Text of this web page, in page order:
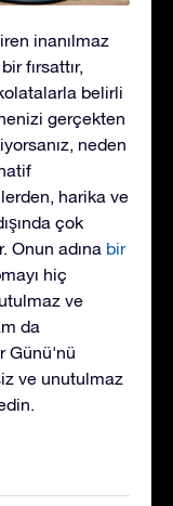
inanılmaz
fırsattır,
belirli
gerçekten
neden
harika ve
çok
Onun adına bir
hiç
ve
da
Günü'nü
ve unutulmaz